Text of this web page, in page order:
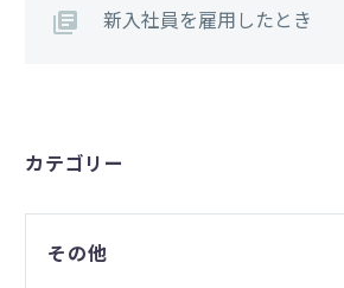
新入社員を雇用したとき
カテゴリー
その他